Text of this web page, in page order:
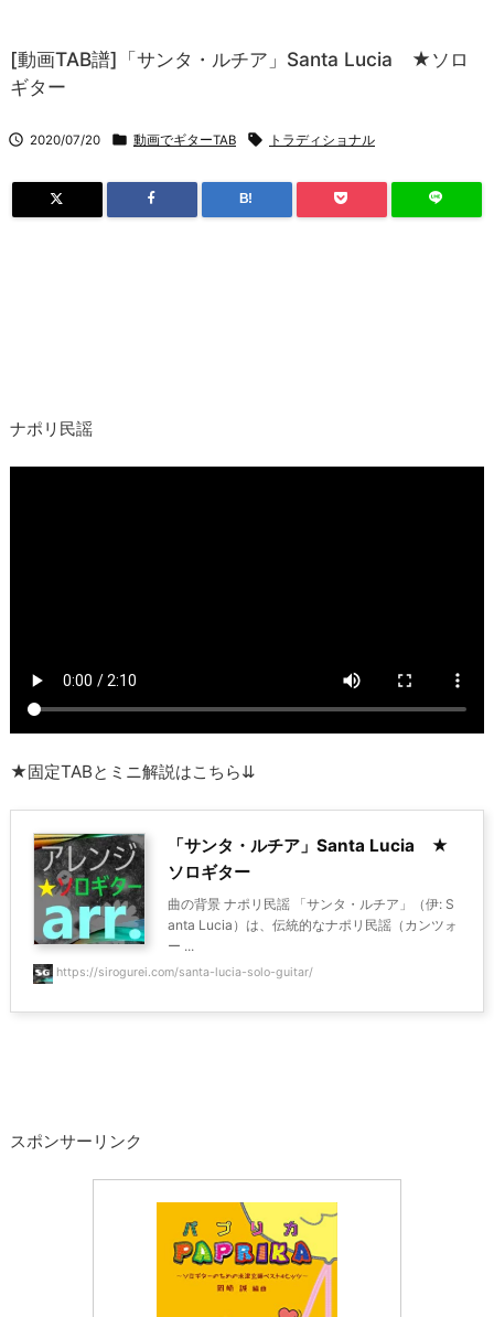
[動画TAB譜]「サンタ・ルチア」Santa Lucia ★ソロ
ギター
 2020/07/20  動画でギターTAB  トラディショナル
B!
ナポリ民謡
★固定TABとミニ解説はこちら⇊
「サンタ・ルチア」Santa Lucia ★
ソロギター
曲の背景 ナポリ民謡 「サンタ・ルチア」（伊: S
anta Lucia）は、伝統的なナポリ民謡（カンツォ
ー ...
https://sirogurei.com/santa-lucia-solo-guitar/
スポンサーリンク